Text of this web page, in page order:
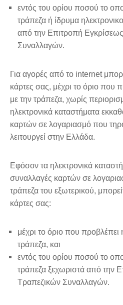
εντός του ορίου ποσού το
τράπεζα ή ίδρυμα
από την Επιτροπή
Συναλλαγών.
Για αγορές από το internet
κάρτες σας, μέχρι το όριο που
με την τράπεζα, χωρίς
ηλεκτρονικά καταστήματα
καρτών σε λογαριασμό που
λειτουργεί στην Ελλάδα.
Εφόσον τα ηλεκτρονικά
συναλλαγές καρτών σε
τράπεζα του εξωτερικού,
κάρτες σας:
μέχρι το όριο που
τράπεζα, και
εντός του ορίου ποσού το
τράπεζα ξεχωριστά από την
Τραπεζικών Συναλλαγών.